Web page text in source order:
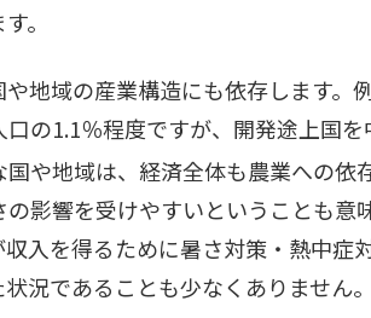
。
地域の産業構造にも依存します。
の1.1％程度ですが、開発途上国
や地域は、経済全体も農業への依
影響を受けやすいということも意
入を得るために暑さ対策・熱中症
況であることも少なくありません。